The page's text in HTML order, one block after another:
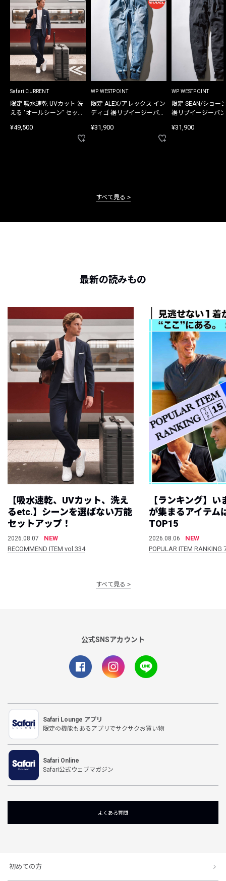
Safari CURRENT
限定 吸水速乾 UVカット 洗
える "オールシーン" セット
¥49,500
WP WESTPOINT
限定 ALEX/アレックス イン
ディゴ 裾リブイージーパン
¥31,900
WP WESTPOINT
限定 SEAN/ショー
裾リブイージーパ
¥31,900
すべて見る
最新の読みもの
【吸水速乾、UVカット、洗え
るetc.】シーンを選ばない万能
セットアップ！
2026.08.07
NEW
RECOMMEND ITEM vol.334
【ランキング】
が集まるアイテム
TOP15
2026.08.06
NEW
POPULAR ITEM
すべて見る
公式SNSアカウント
Safari Lounge アプリ
限定の機能もあるアプリでサクサクお買い物
Safari Online
Safari公式ウェブマガジン
よくある質問
初めての方